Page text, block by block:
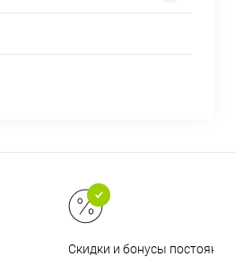
Скидки и бонусы